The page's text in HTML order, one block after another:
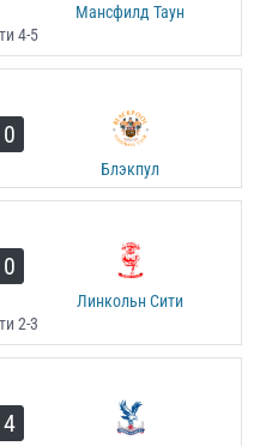
Мансфилд Таун
4-5
0
Блэкпул
0
Линкольн Сити
2-3
4